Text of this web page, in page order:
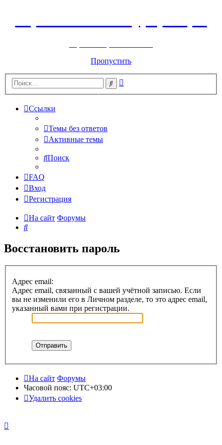
Пропустить
Поиск
Ссылки
Темы без ответов
Активные темы
Поиск
FAQ
Вход
Регистрация
На сайт Форумы
Поиск
Восстановить пароль
Адрес email:
Адрес email, связанный с вашей учётной записью. Если
вы не изменили его в Личном разделе, то это адрес email,
указанный вами при регистрации.
На сайт Форумы
Часовой пояс: UTC+03:00
Удалить cookies